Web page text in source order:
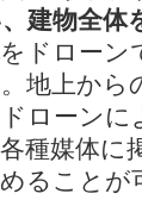
建物全体
をドローン
地上から
ローンに
種媒体に
ることが